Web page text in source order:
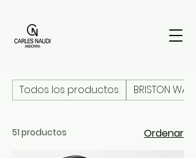
Todos los productos BRISTON
51 productos Ordenar